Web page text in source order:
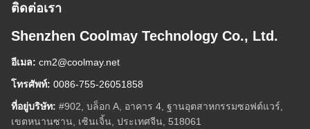
ติดต่อเรา
Shenzhen Coolmay Technology Co., Ltd.
อีเมล: cm2@coolmay.net
โทรศัพท์: 0086-755-26051858
ที่อยู่บริษัท: #902, บล็อก A, อาคาร 4, ฐานอุตสาหกรรมซอฟต์แวร์,
เขตหนานซาน, เซินเจิ้น, ประเทศจีน, 518061